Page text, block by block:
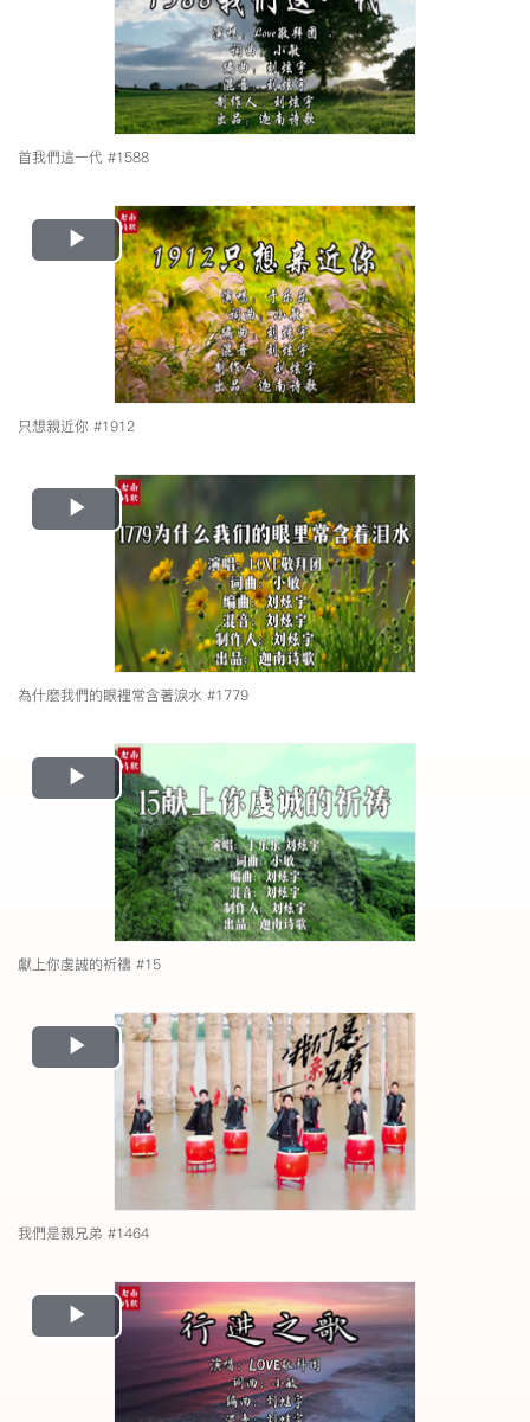
首我們這一代 #1588
Play
Video
只想親近你 #1912
Play
Video
為什麼我們的眼裡常含著淚水 #1779
Play
Video
獻上你虔誠的祈禱 #15
Play
Video
我們是親兄弟 #1464
Play
Video